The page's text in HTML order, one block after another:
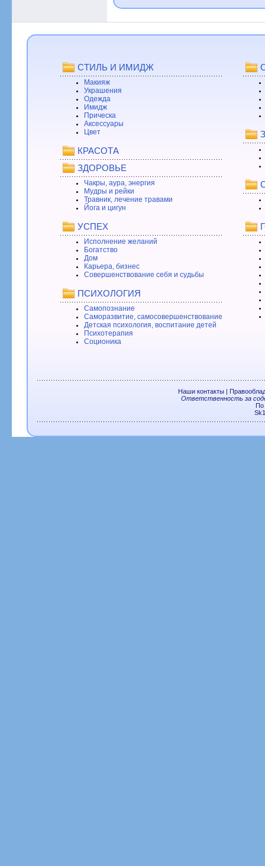
СТИЛЬ И ИМИДЖ
Макияж
Украшения
Одежда
Имидж
Прическа
Аксессуары
Цвет
КРАСОТА
ЗДОРОВЬЕ
Чакры, аура, энергия
Мудры и рейки
Травник, лечение травами
Йога и цигун
УСПЕХ
Исполнение желаний
Богатство
Дом
Карьера, бизнес
Совершенствование себя и судьбы
ПСИХОЛОГИЯ
Самопознание
Саморазвитие, самосовершенствование
Детская психология, воспитание детей
Психотерапия
Соционика
Наши контакты|
Ответственность за
По